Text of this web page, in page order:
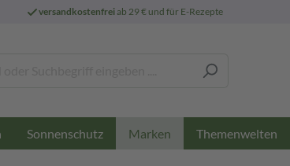
versandkostenfreiab 29 € und für E-Rezepte
Sonnenschutz Marken Themenwelten